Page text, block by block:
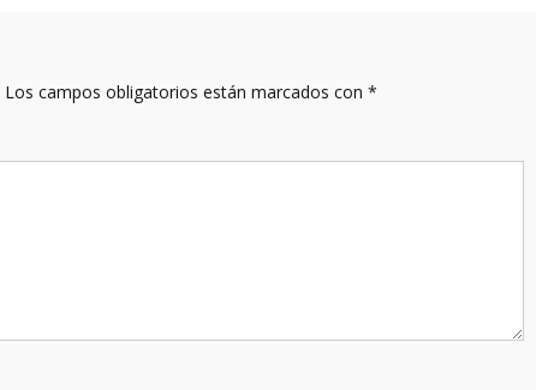
Los campos obligatorios están marcados con *